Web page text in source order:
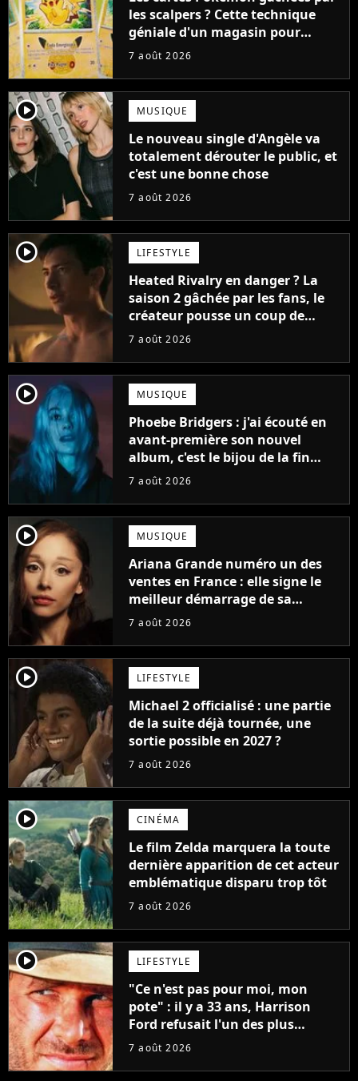
les scalpers ? Cette technique
géniale d'un magasin pour
ruiner les revendeurs
7 août 2026
player2 MUSIQUE
Le nouveau single d'Angèle va
totalement dérouter le public, et
c'est une bonne chose
7 août 2026
player2 LIFESTYLE
Heated Rivalry en danger ? La
saison 2 gâchée par les fans, le
créateur pousse un coup de
gueule
7 août 2026
player2 MUSIQUE
Phoebe Bridgers : j'ai écouté en
avant-première son nouvel
album, c'est le bijou de la fin
d'été
7 août 2026
player2 MUSIQUE
Ariana Grande numéro un des
ventes en France : elle signe le
meilleur démarrage de sa
carrière avec son album Petal
7 août 2026
player2 LIFESTYLE
Michael 2 officialisé : une partie
de la suite déjà tournée, une
sortie possible en 2027 ?
7 août 2026
player2 CINÉMA
Le film Zelda marquera la toute
dernière apparition de cet acteur
emblématique disparu trop tôt
7 août 2026
player2 LIFESTYLE
"Ce n'est pas pour moi, mon
pote" : il y a 33 ans, Harrison
Ford refusait l'un des plus
grands succès de tous les temps
7 août 2026